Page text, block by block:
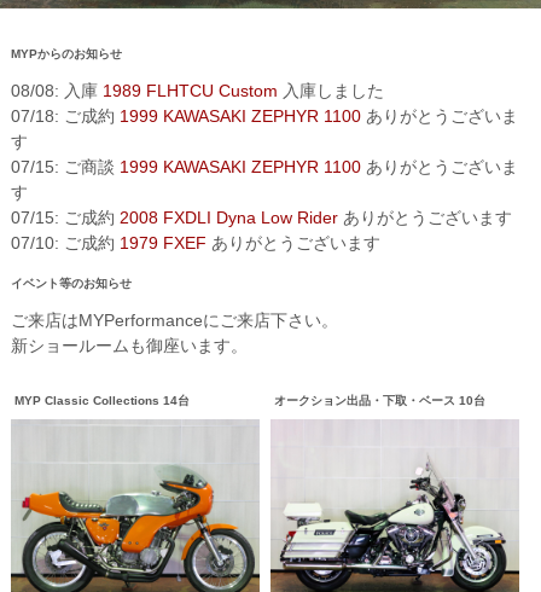
MYPからのお知らせ
08/08: 入庫 1989 FLHTCU Custom 入庫しました
07/18: ご成約 1999 KAWASAKI ZEPHYR 1100ありがとうございま
す
07/15: ご商談 1999 KAWASAKI ZEPHYR 1100ありがとうございま
す
07/15: ご成約 2008 FXDLI Dyna Low Riderありがとうございます
07/10: ご成約 1979 FXEF ありがとうございます
イベント等のお知らせ
ご来店はMYPerformanceにご来店下さい。
新ショールームも御座います。
MYP Classic Collections 14台 オークション出品・下取・ベース 10台